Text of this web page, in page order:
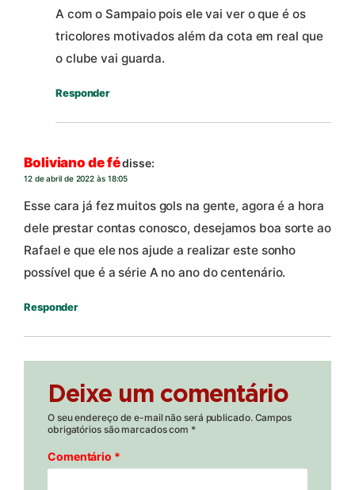
A com o Sampaio pois ele vai ver o que é os
tricolores motivados além da cota em real que
o clube vai guarda.
Responder
Boliviano de fédisse:
12 de abril de 2022 às 18:05
Esse cara já fez muitos gols na gente, agora é a hora
dele prestar contas conosco, desejamos boa sorte ao
Rafael e que ele nos ajude a realizar este sonho
possível que é a série A no ano do centenário.
Responder
Deixe um comentário
O seu endereço de e-mail não será publicado. Campos
obrigatórios são marcados com *
Comentário *